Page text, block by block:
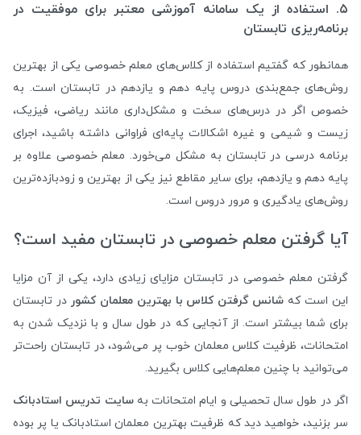
۵. استفاده از یک سامانه آموزشی معتبر برای موفقیت در
برنامه‌ریزی تابستان
همانطور که گفتیم استفاده از کلاس‌های معلم خصوصی یکی از بهترین
روش‌های جمع‌بندی دروس پایه دهم و یازدهم در تابستان است. به
خصوص اگر در درس‌های سخت و مشکل‌داری مانند ریاضی،‌ فیزیک،
زیست و شیمی و غیره اشکالات پایه‌ای فراوانی داشته باشید، اجرای
برنامه درسی در تابستان به مشکل می‌خورد. معلم خصوصی علاوه بر
پایه دهم و یازدهم، برای سایر مقاطع نیز یکی از بهترین و زودبازده‌ترین
روش‌‌های یادگیری و مرور دروس است.
آیا گرفتن معلم خصوصی در تابستان مفید است؟
گرفتن معلم خصوصی در تابستان مزایای زیادی دارد، یکی از آن‌ مزایا
این است که شانس گرفتن کلاس با بهترین معلمان کشور در تابستان
برای شما بیشتر است. از آنجایی که در طول سال و با نزدیک شدن به
امتحانات، ظرفیت کلاس معلمان خوب پر می‌شود، در تابستان راحت‌تر
می‌توانید با چنین معلم‌هایی کلاس بگیرید.
اگر در طول سال تحصیلی و ایام امتحانات بهسایت تدریس استادبانک
سر بزنید، خواهید دید که ظرفیت بهترین معلمان استادبانک یا پر بوده